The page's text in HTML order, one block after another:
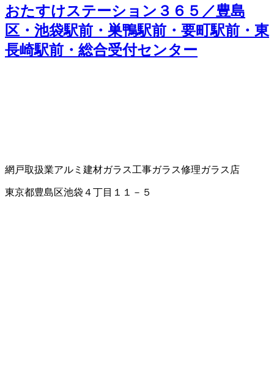
おたすけステーション３６５／豊島
区・池袋駅前・巣鴨駅前・要町駅前・東
長崎駅前・総合受付センター
網戸取扱業アルミ建材ガラス工事ガラス修理ガラス店
東京都豊島区池袋４丁目１１－５